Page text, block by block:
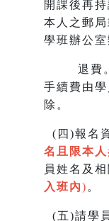
開課後再
本人之郵
學班辦公
退費
手續費由
除。
( 四)報名
名且限本
員姓名及相
入班內) 。
(五)請學